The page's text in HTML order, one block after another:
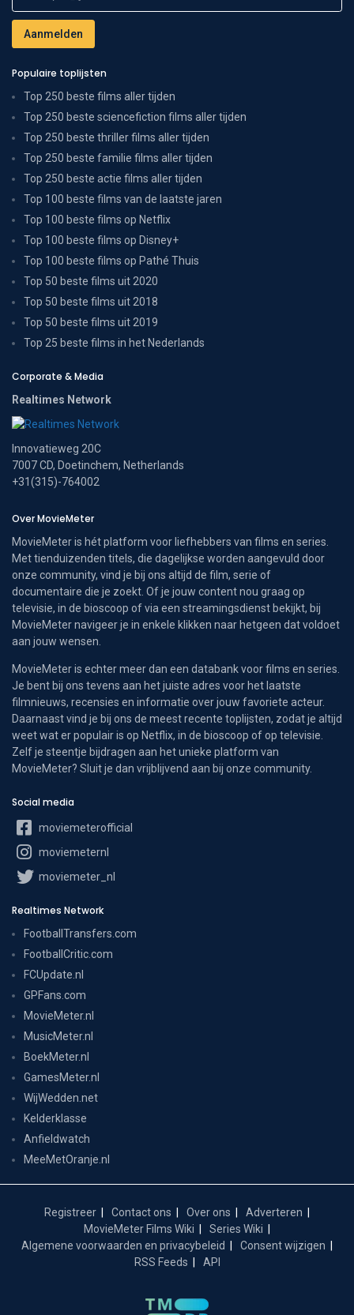
Populaire toplijsten
Top 250 beste films aller tijden
Top 250 beste sciencefiction films aller tijden
Top 250 beste thriller films aller tijden
Top 250 beste familie films aller tijden
Top 250 beste actie films aller tijden
Top 100 beste films van de laatste jaren
Top 100 beste films op Netflix
Top 100 beste films op Disney+
Top 100 beste films op Pathé Thuis
Top 50 beste films uit 2020
Top 50 beste films uit 2018
Top 50 beste films uit 2019
Top 25 beste films in het Nederlands
Corporate & Media
Realtimes Network
Innovatieweg 20C
7007 CD, Doetinchem, Netherlands
+31(315)-764002
Over MovieMeter
MovieMeter is hét platform voor liefhebbers van films en series.
Met tienduizenden titels, die dagelijkse worden aangevuld door
onze community, vind je bij ons altijd de film, serie of
documentaire die je zoekt. Of je jouw content nou graag op
televisie, in de bioscoop of via een streamingsdienst bekijkt, bij
MovieMeter navigeer je in enkele klikken naar hetgeen dat voldoet
aan jouw wensen.
MovieMeter is echter meer dan een databank voor films en series.
Je bent bij ons tevens aan het juiste adres voor het laatste
filmnieuws, recensies en informatie over jouw favoriete acteur.
Daarnaast vind je bij ons de meest recente toplijsten, zodat je altijd
weet wat er populair is op Netflix, in de bioscoop of op televisie.
Zelf je steentje bijdragen aan het unieke platform van
MovieMeter? Sluit je dan vrijblijvend aan bij onze community.
Social media
moviemeterofficial
moviemeternl
moviemeter_nl
Realtimes Network
FootballTransfers.com
FootballCritic.com
FCUpdate.nl
GPFans.com
MovieMeter.nl
MusicMeter.nl
BoekMeter.nl
GamesMeter.nl
WijWedden.net
Kelderklasse
Anfieldwatch
MeeMetOranje.nl
Registreer Contact ons Over ons
Adverteren
MovieMeter Films Wiki
Series Wiki
Algemene voorwaarden en privacybeleid
Consent wijzigen
RSS Feeds
API